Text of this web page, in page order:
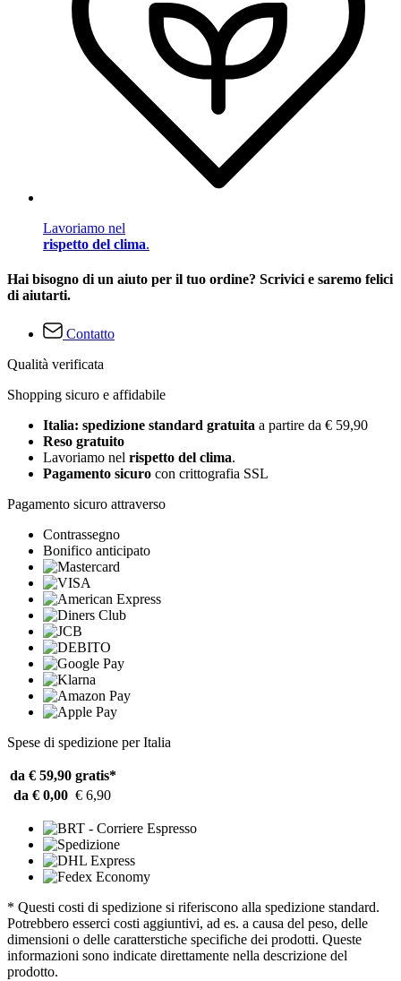
Lavoriamo nel
rispetto del clima.
Hai bisogno di un aiuto per il tuo ordine? Scrivici e saremo felici
di aiutarti.
Contatto
Qualità verificata
Shopping sicuro e affidabile
Italia: spedizione standard gratuita a partire da € 59,90
Reso gratuito
Lavoriamo nel rispetto del clima.
Pagamento sicuro con crittografia SSL
Pagamento sicuro attraverso
Contrassegno
Bonifico anticipato
Spese di spedizione per Italia
da € 59,90 gratis*
da € 0,00 € 6,90
* Questi costi di spedizione si riferiscono alla spedizione standard.
Potrebbero esserci costi aggiuntivi, ad es. a causa del peso, delle
dimensioni o delle caratterstiche specifiche dei prodotti. Queste
informazioni sono indicate direttamente nella descrizione del
prodotto.